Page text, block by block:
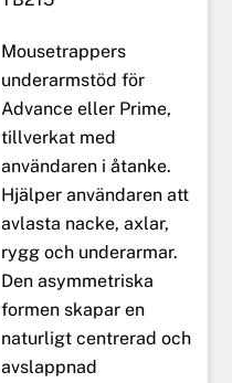
Mousetrappers
underarmstöd för
Advance eller Prime,
tillverkat med
användaren i åtanke.
Hjälper användaren att
avlasta nacke, axlar,
rygg och underarmar.
Den asymmetriska
formen skapar en
naturligt centrerad och
avslappnad